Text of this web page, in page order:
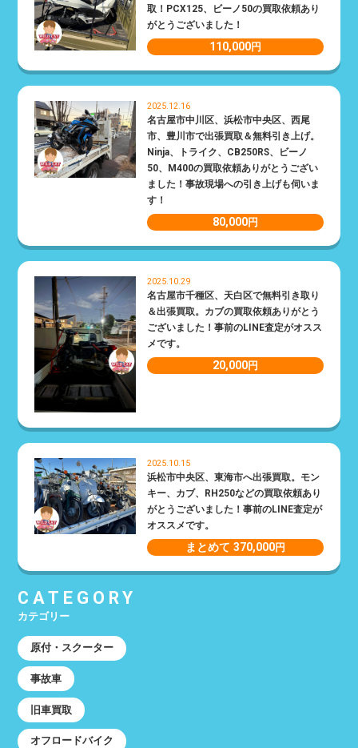
取！PCX125、ビーノ50の買取依頼あり
がとうございました！
110,000円
2025.12.16
名古屋市中川区、浜松市中央区、西尾
市、豊川市で出張買取＆無料引き上げ。
Ninja、トライク、CB250RS、ビーノ
50、M400の買取依頼ありがとうござい
ました！事故現場への引き上げも伺いま
す！
80,000円
2025.10.29
名古屋市千種区、天白区で無料引き取り
＆出張買取。カブの買取依頼ありがとう
ございました！事前のLINE査定がオスス
メです。
20,000円
2025.10.15
浜松市中央区、東海市へ出張買取。モン
キー、カブ、RH250などの買取依頼あり
がとうございました！事前のLINE査定が
オススメです。
まとめて 370,000円
CATEGORY
カテゴリー
原付・スクーター
事故車
旧車買取
オフロードバイク